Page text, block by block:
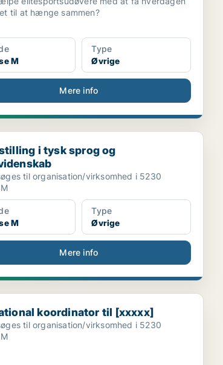
til at hænge sammen?
M
Type
Øvrige
Mere info
i tysk sprog og sprogvidenskab
i tysk sprog og
til organisation/virksomhed i 5230
M
Type
Øvrige
Mere info
koordinator til [xxxxx]
koordinator til [xxxxx]
til organisation/virksomhed i 5230